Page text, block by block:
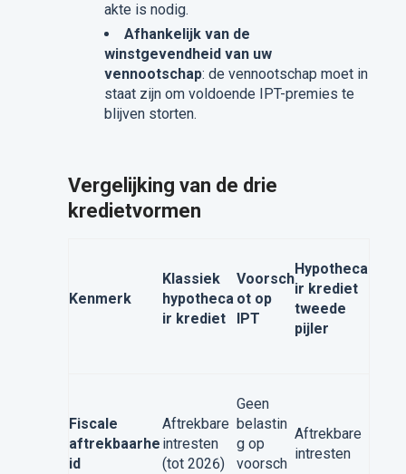
akte is nodig.
Afhankelijk van de
winstgevendheid van uw
vennootschap: de vennootschap moet in
staat zijn om voldoende IPT-premies te
blijven storten.
Vergelijking van de drie
kredietvormen
Kenmerk
Klassiek
hypotheca
ir krediet
Voorsch
ot op
IPT
Hypotheca
ir krediet
tweede
pijler
Fiscale
aftrekbaarhe
id
Aftrekbare
intresten
(tot 2026)
Geen
belastin
g op
voorsch
Aftrekbare
intresten